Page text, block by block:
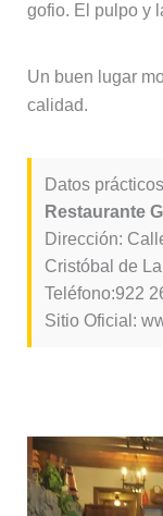
gofio. El pulpo y
Un buen lugar
calidad.
Datos prácticos
Restaurante
Dirección:
Cristóbal de
Teléfono:922
Sitio Oficial: